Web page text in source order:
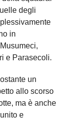
degli
in
e Parasecoli.
un
allo scorso
ma è anche
e